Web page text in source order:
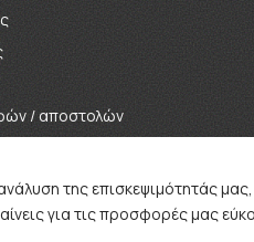
/ αποστολών
της επισκεψιμότητάς
για τις προσφορές μας